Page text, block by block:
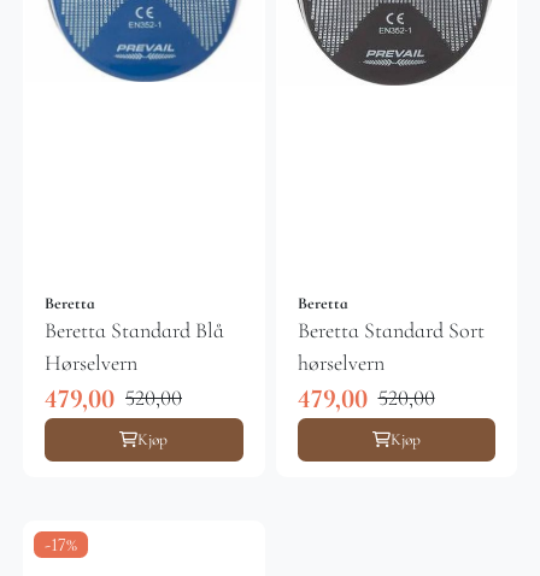
Beretta
Beretta Standard Blå
Hørselvern
479,00 520,00
Kjøp
Beretta
Beretta Standard Sort
hørselvern
479,00 520,00
Kjøp
-17%